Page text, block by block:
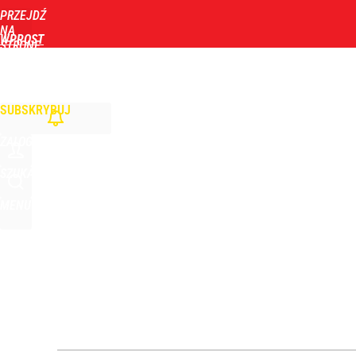
PRZEJDŹ
NA
STRONĘ
WPROST
SUBSKRYBUJ
1